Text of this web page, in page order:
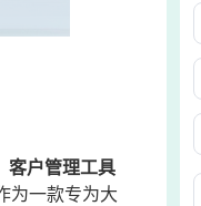
客户管理工具
为一款专为大